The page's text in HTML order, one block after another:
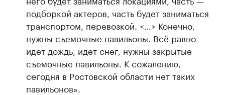
подборкой актеров, часть будет заниматься
транспортом, перевозкой. <…> Конечно,
нужны съемочные павильоны. Всё равно
идет дождь, идет снег, нужны закрытые
съемочные павильоны. К сожалению,
сегодня в Ростовской области нет таких
павильонов».